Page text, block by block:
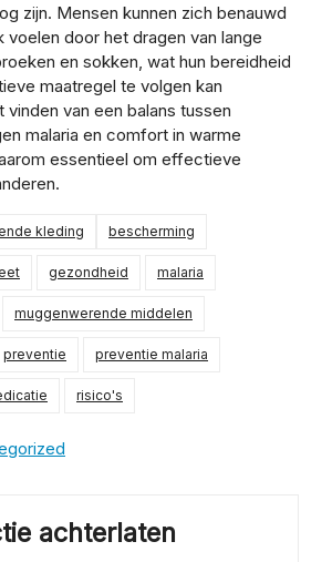
zijn. Mensen kunnen zich benauwd
voelen door het dragen van lange
en sokken, wat hun bereidheid
maatregel te volgen kan
vinden van een balans tussen
malaria en comfort in warme
essentieel om effectieve
kleding bescherming
gezondheid malaria
muggenwerende middelen
preventie preventie malaria
risico's
achterlaten